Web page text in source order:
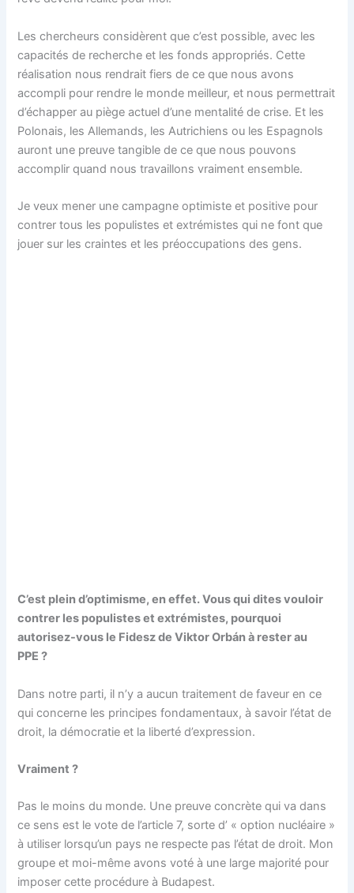
Les chercheurs considèrent que c’est possible, avec les
capacités de recherche et les fonds appropriés. Cette
réalisation nous rendrait fiers de ce que nous avons
accompli pour rendre le monde meilleur, et nous permettrait
d’échapper au piège actuel d’une mentalité de crise. Et les
Polonais, les Allemands, les Autrichiens ou les Espagnols
auront une preuve tangible de ce que nous pouvons
accomplir quand nous travaillons vraiment ensemble.
Je veux mener une campagne optimiste et positive pour
contrer tous les populistes et extrémistes qui ne font que
jouer sur les craintes et les préoccupations des gens.
C’est plein d’optimisme, en effet. Vous qui dites vouloir
contrer les populistes et extrémistes, pourquoi
autorisez-vous le Fidesz de Viktor Orbán à rester au
PPE ?
Dans notre parti, il n’y a aucun traitement de faveur en ce
qui concerne les principes fondamentaux, à savoir l’état de
droit, la démocratie et la liberté d’expression.
Vraiment ?
Pas le moins du monde. Une preuve concrète qui va dans
ce sens est le vote de l’article 7, sorte d’ « option nucléaire »
à utiliser lorsqu’un pays ne respecte pas l’état de droit. Mon
groupe et moi-même avons voté à une large majorité pour
imposer cette procédure à Budapest.